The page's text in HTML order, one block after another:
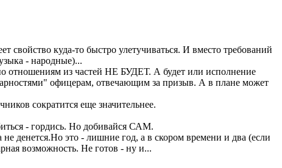
куда-то быстро улетучиваться. И вместо требований
- народные)...
отношениям из частей НЕ БУДЕТ. А будет или исполнение
офицерам, отвечающим за призыв. А в плане может
сократится еще значительнее.
- гордись. Но добивайся САМ.
денется.Но это - лишние год, а в скором времени и два (если
возможность. Не готов - ну и...